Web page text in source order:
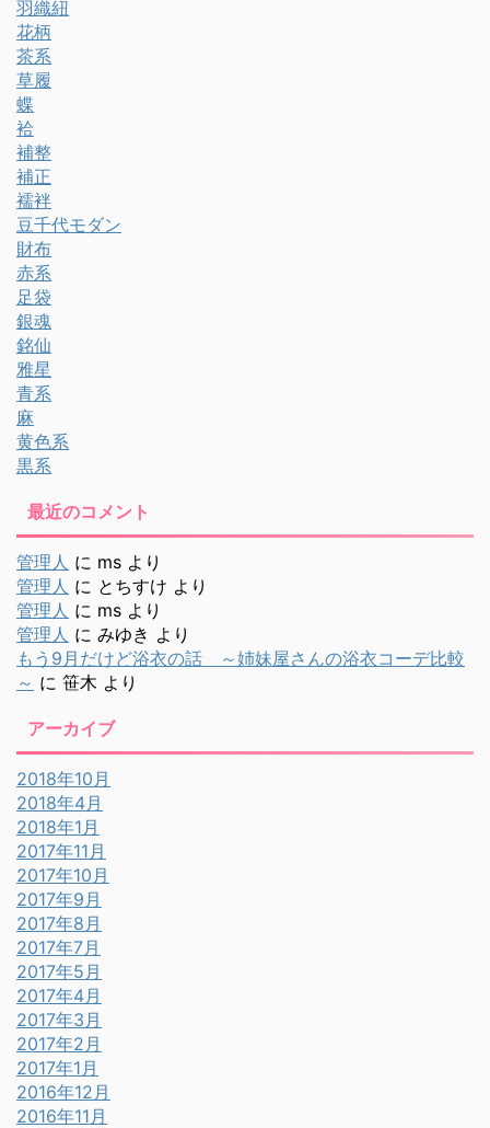
羽織紐
花柄
茶系
草履
蝶
袷
補整
補正
襦袢
豆千代モダン
財布
赤系
足袋
銀魂
銘仙
雅星
青系
麻
黄色系
黒系
最近のコメント
管理人 に ms より
管理人 に とちすけ より
管理人 に ms より
管理人 に みゆき より
もう9月だけど浴衣の話 ～姉妹屋さんの浴衣コーデ比較
～ に 笹木 より
アーカイブ
2018年10月
2018年4月
2018年1月
2017年11月
2017年10月
2017年9月
2017年8月
2017年7月
2017年5月
2017年4月
2017年3月
2017年2月
2017年1月
2016年12月
2016年11月